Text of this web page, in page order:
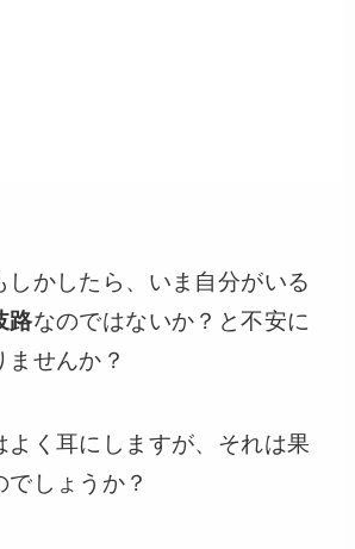
しかしたら、いま自分がいる
路なのではないか？と不安に
せんか？
よく耳にしますが、それは果
しょうか？